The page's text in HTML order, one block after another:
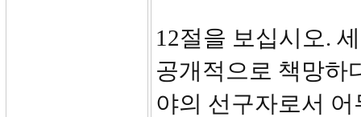
12절을 보십시오.
공개적으로 책망하
야의 선구자로서